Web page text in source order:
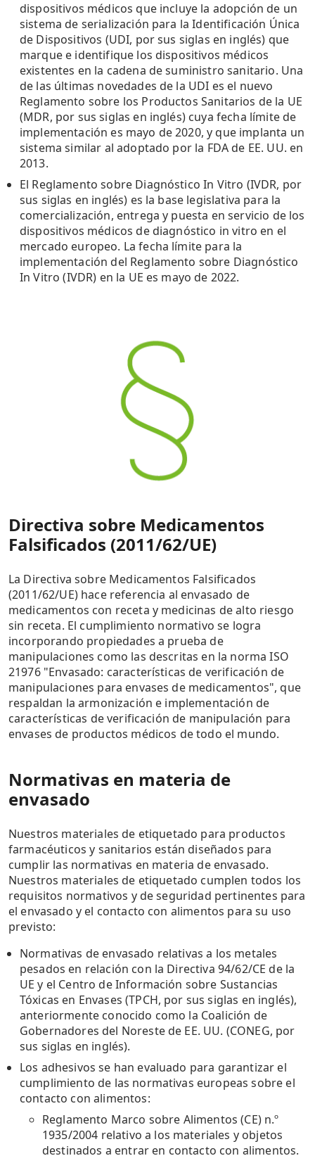
dispositivos médicos que incluye la adopción de un
sistema de serialización para la Identificación Única
de Dispositivos (UDI, por sus siglas en inglés) que
marque e identifique los dispositivos médicos
existentes en la cadena de suministro sanitario. Una
de las últimas novedades de la UDI es el nuevo
Reglamento sobre los Productos Sanitarios de la UE
(MDR, por sus siglas en inglés) cuya fecha límite de
implementación es mayo de 2020, y que implanta un
sistema similar al adoptado por la FDA de EE. UU. en
2013.
El Reglamento sobre Diagnóstico In Vitro (IVDR, por
sus siglas en inglés) es la base legislativa para la
comercialización, entrega y puesta en servicio de los
dispositivos médicos de diagnóstico in vitro en el
mercado europeo. La fecha límite para la
implementación del Reglamento sobre Diagnóstico
In Vitro (IVDR) en la UE es mayo de 2022.
Directiva sobre Medicamentos
Falsificados (2011/62/UE)
La Directiva sobre Medicamentos Falsificados
(2011/62/UE) hace referencia al envasado de
medicamentos con receta y medicinas de alto riesgo
sin receta. El cumplimiento normativo se logra
incorporando propiedades a prueba de
manipulaciones como las descritas en la norma ISO
21976 "Envasado: características de verificación de
manipulaciones para envases de medicamentos", que
respaldan la armonización e implementación de
características de verificación de manipulación para
envases de productos médicos de todo el mundo.
Normativas en materia de
envasado
Nuestros materiales de etiquetado para productos
farmacéuticos y sanitarios están diseñados para
cumplir las normativas en materia de envasado.
Nuestros materiales de etiquetado cumplen todos los
requisitos normativos y de seguridad pertinentes para
el envasado y el contacto con alimentos para su uso
previsto:
Normativas de envasado relativas a los metales
pesados en relación con la Directiva 94/62/CE de la
UE y el Centro de Información sobre Sustancias
Tóxicas en Envases (TPCH, por sus siglas en inglés),
anteriormente conocido como la Coalición de
Gobernadores del Noreste de EE. UU. (CONEG, por
sus siglas en inglés).
Los adhesivos se han evaluado para garantizar el
cumplimiento de las normativas europeas sobre el
contacto con alimentos:
Reglamento Marco sobre Alimentos (CE) n.º
1935/2004 relativo a los materiales y objetos
destinados a entrar en contacto con alimentos.